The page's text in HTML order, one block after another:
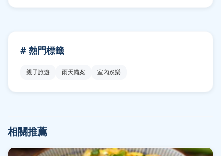
# 熱門標籤
親子旅遊 雨天備案 室內娛樂
相關推薦